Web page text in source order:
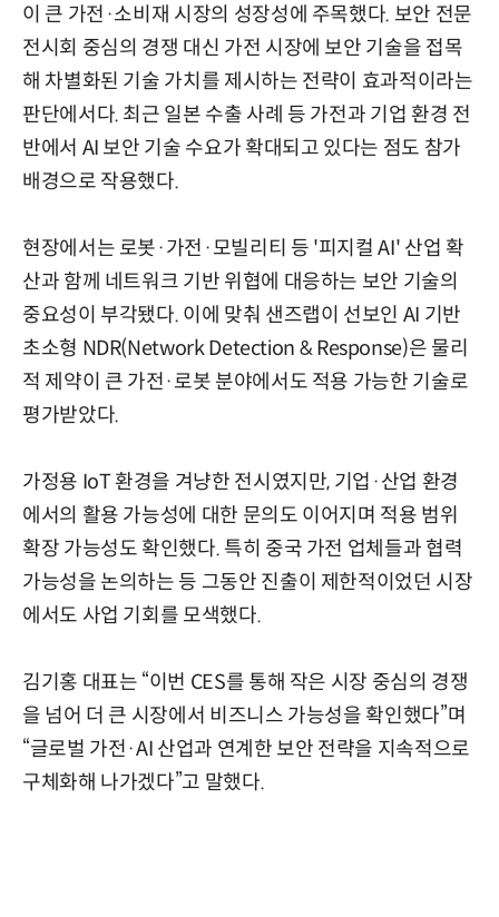
이 큰 가전·소비재 시장의 성장성에 주목했다. 보안 전문
전시회 중심의 경쟁 대신 가전 시장에 보안 기술을 접목
해 차별화된 기술 가치를 제시하는 전략이 효과적이라는
판단에서다. 최근 일본 수출 사례 등 가전과 기업 환경 전
반에서 AI 보안 기술 수요가 확대되고 있다는 점도 참가
배경으로 작용했다.
현장에서는 로봇·가전·모빌리티 등 '피지컬 AI' 산업 확
산과 함께 네트워크 기반 위협에 대응하는 보안 기술의
중요성이 부각됐다. 이에 맞춰 샌즈랩이 선보인 AI 기반
초소형 NDR(Network Detection & Response)은 물리
적 제약이 큰 가전·로봇 분야에서도 적용 가능한 기술로
평가받았다.
가정용 IoT 환경을 겨냥한 전시였지만, 기업·산업 환경
에서의 활용 가능성에 대한 문의도 이어지며 적용 범위
확장 가능성도 확인했다. 특히 중국 가전 업체들과 협력
가능성을 논의하는 등 그동안 진출이 제한적이었던 시장
에서도 사업 기회를 모색했다.
김기홍 대표는 “이번 CES를 통해 작은 시장 중심의 경쟁
을 넘어 더 큰 시장에서 비즈니스 가능성을 확인했다”며
“글로벌 가전·AI 산업과 연계한 보안 전략을 지속적으로
구체화해 나가겠다”고 말했다.